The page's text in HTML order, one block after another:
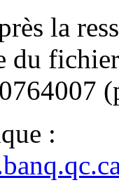
la
du
: